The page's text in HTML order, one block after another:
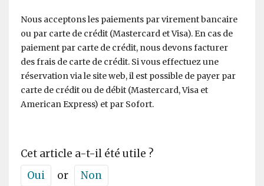
Nous acceptons les paiements par virement bancaire
ou par carte de crédit (Mastercard et Visa). En cas de
paiement par carte de crédit, nous devons facturer
des frais de carte de crédit. Si vous effectuez une
réservation via le site web, il est possible de payer par
carte de crédit ou de débit (Mastercard, Visa et
American Express) et par Sofort.
Cet article a-t-il été utile ?
Oui
or Non